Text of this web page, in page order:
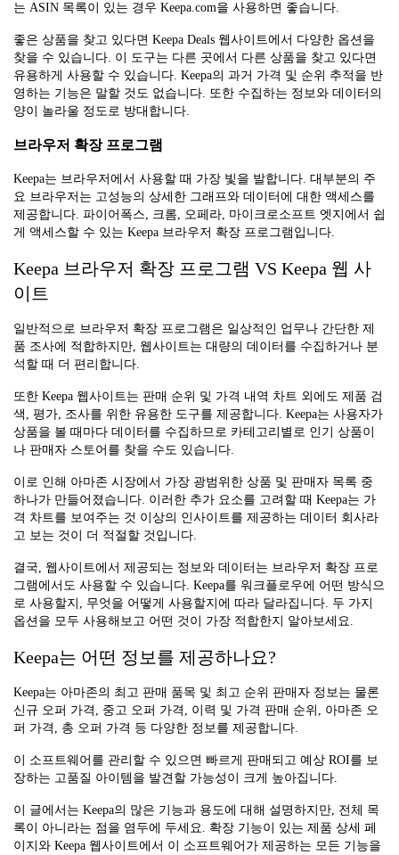
는 ASIN 목록이 있는 경우 Keepa.com을 사용하면 좋습니다.
좋은 상품을 찾고 있다면 Keepa Deals 웹사이트에서 다양한 옵션을
찾을 수 있습니다. 이 도구는 다른 곳에서 다른 상품을 찾고 있다면
유용하게 사용할 수 있습니다. Keepa의 과거 가격 및 순위 추적을 반
영하는 기능은 말할 것도 없습니다. 또한 수집하는 정보와 데이터의
양이 놀라울 정도로 방대합니다.
브라우저 확장 프로그램
Keepa는 브라우저에서 사용할 때 가장 빛을 발합니다. 대부분의 주
요 브라우저는 고성능의 상세한 그래프와 데이터에 대한 액세스를
제공합니다. 파이어폭스, 크롬, 오페라, 마이크로소프트 엣지에서 쉽
게 액세스할 수 있는 Keepa 브라우저 확장 프로그램입니다.
Keepa 브라우저 확장 프로그램 VS Keepa 웹 사
이트
일반적으로 브라우저 확장 프로그램은 일상적인 업무나 간단한 제
품 조사에 적합하지만, 웹사이트는 대량의 데이터를 수집하거나 분
석할 때 더 편리합니다.
또한 Keepa 웹사이트는 판매 순위 및 가격 내역 차트 외에도 제품 검
색, 평가, 조사를 위한 유용한 도구를 제공합니다. Keepa는 사용자가
상품을 볼 때마다 데이터를 수집하므로 카테고리별로 인기 상품이
나 판매자 스토어를 찾을 수도 있습니다.
이로 인해 아마존 시장에서 가장 광범위한 상품 및 판매자 목록 중
하나가 만들어졌습니다. 이러한 추가 요소를 고려할 때 Keepa는 가
격 차트를 보여주는 것 이상의 인사이트를 제공하는 데이터 회사라
고 보는 것이 더 적절할 것입니다.
결국, 웹사이트에서 제공되는 정보와 데이터는 브라우저 확장 프로
그램에서도 사용할 수 있습니다. Keepa를 워크플로우에 어떤 방식으
로 사용할지, 무엇을 어떻게 사용할지에 따라 달라집니다. 두 가지
옵션을 모두 사용해보고 어떤 것이 가장 적합한지 알아보세요.
Keepa는 어떤 정보를 제공하나요?
Keepa는 아마존의 최고 판매 품목 및 최고 순위 판매자 정보는 물론
신규 오퍼 가격, 중고 오퍼 가격, 이력 및 가격 판매 순위, 아마존 오
퍼 가격, 총 오퍼 가격 등 다양한 정보를 제공합니다.
이 소프트웨어를 관리할 수 있으면 빠르게 판매되고 예상 ROI를 보
장하는 고품질 아이템을 발견할 가능성이 크게 높아집니다.
이 글에서는 Keepa의 많은 기능과 용도에 대해 설명하지만, 전체 목
록이 아니라는 점을 염두에 두세요. 확장 기능이 있는 제품 상세 페
이지와 Keepa 웹사이트에서 이 소프트웨어가 제공하는 모든 기능을